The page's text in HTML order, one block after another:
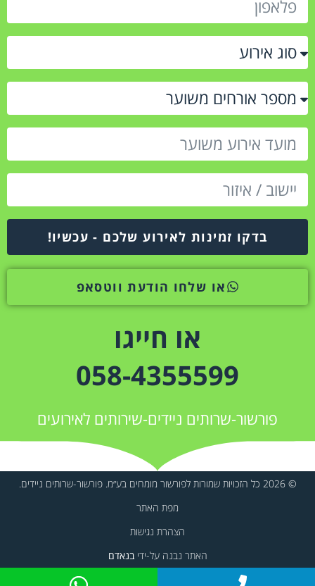
בדקו זמינות לאירוע שלכם - עכשיו!
או שלחו הודעת ווטסאפ
או חייגו
058-4355599
פורשור-שרותים ניידים-שירותים לאירועים
© 2026 כל הזכויות שמורות לפורשור מומחים בע״מ. פורשור-שרותים ניידים.
מפת האתר
הצהרת נגישות
האתר נבנה על-ידיבנאדם